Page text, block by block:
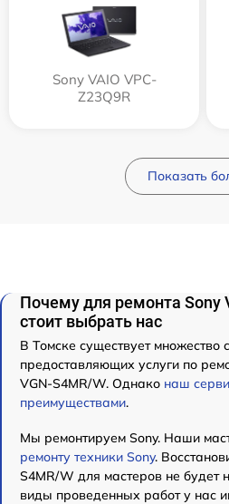
Sony VAIO VPC-
Z23Q9R
Показать
Почему для ремонта Sony
стоит выбрать нас
В Томске существует множество
предоставляющих услуги по
VGN-S4MR/W. Однако наш
преимуществами.
Мы ремонтируем Sony. Наши
ремонту техники Sony.
S4MR/W для мастеров не будет
виды проведенных работ у нас